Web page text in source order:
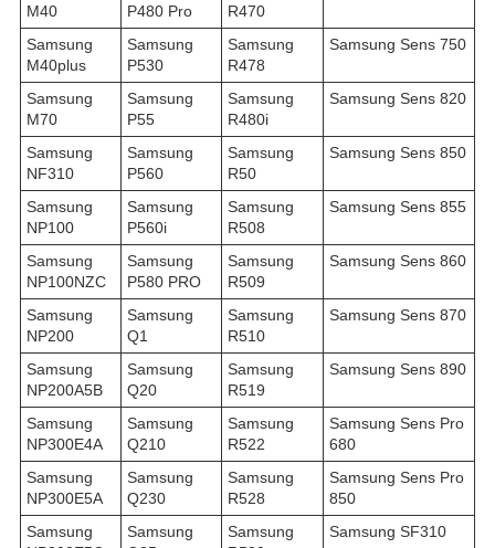
M40
P480 Pro
R470
Samsung
M40plus
Samsung
P530
Samsung
R478
Samsung Sens 750
Samsung
M70
Samsung
P55
Samsung
R480i
Samsung Sens 820
Samsung
NF310
Samsung
P560
Samsung
R50
Samsung Sens 850
Samsung
NP100
Samsung
P560i
Samsung
R508
Samsung Sens 855
Samsung
NP100NZC
Samsung
P580 PRO
Samsung
R509
Samsung Sens 860
Samsung
NP200
Samsung
Q1
Samsung
R510
Samsung Sens 870
Samsung
NP200A5B
Samsung
Q20
Samsung
R519
Samsung Sens 890
Samsung
NP300E4A
Samsung
Q210
Samsung
R522
Samsung Sens Pro
680
Samsung
NP300E5A
Samsung
Q230
Samsung
R528
Samsung Sens Pro
850
Samsung
Samsung
Samsung
Samsung SF310